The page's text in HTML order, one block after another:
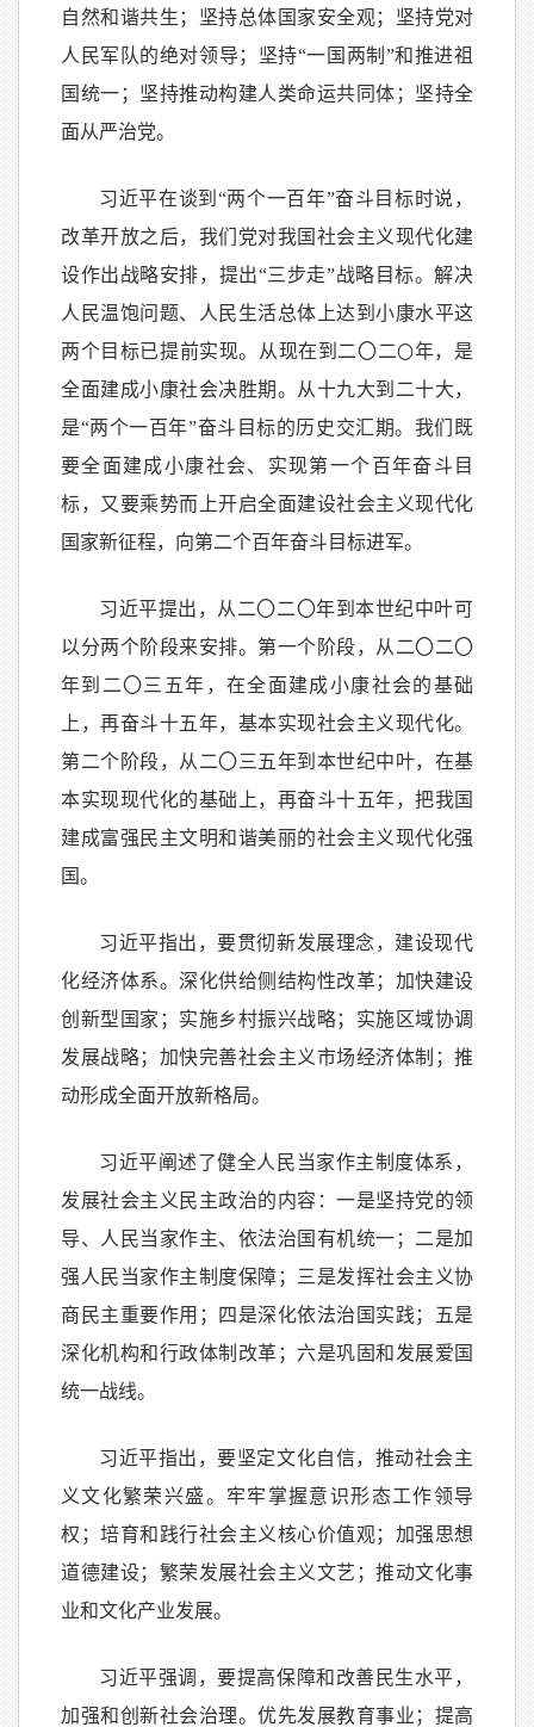
自然和谐共生；坚持总体国家安全观；坚持党对
人民军队的绝对领导；坚持“一国两制”和推进祖
国统一；坚持推动构建人类命运共同体；坚持全
面从严治党。
习近平在谈到“两个一百年”奋斗目标时说，
改革开放之后，我们党对我国社会主义现代化建
设作出战略安排，提出“三步走”战略目标。解决
人民温饱问题、人民生活总体上达到小康水平这
两个目标已提前实现。从现在到二〇二〇年，是
全面建成小康社会决胜期。从十九大到二十大，
是“两个一百年”奋斗目标的历史交汇期。我们既
要全面建成小康社会、实现第一个百年奋斗目
标，又要乘势而上开启全面建设社会主义现代化
国家新征程，向第二个百年奋斗目标进军。
习近平提出，从二〇二〇年到本世纪中叶可
以分两个阶段来安排。第一个阶段，从二〇二〇
年到二〇三五年，在全面建成小康社会的基础
上，再奋斗十五年，基本实现社会主义现代化。
第二个阶段，从二〇三五年到本世纪中叶，在基
本实现现代化的基础上，再奋斗十五年，把我国
建成富强民主文明和谐美丽的社会主义现代化强
国。
习近平指出，要贯彻新发展理念，建设现代
化经济体系。深化供给侧结构性改革；加快建设
创新型国家；实施乡村振兴战略；实施区域协调
发展战略；加快完善社会主义市场经济体制；推
动形成全面开放新格局。
习近平阐述了健全人民当家作主制度体系，
发展社会主义民主政治的内容：一是坚持党的领
导、人民当家作主、依法治国有机统一；二是加
强人民当家作主制度保障；三是发挥社会主义协
商民主重要作用；四是深化依法治国实践；五是
深化机构和行政体制改革；六是巩固和发展爱国
统一战线。
习近平指出，要坚定文化自信，推动社会主
义文化繁荣兴盛。牢牢掌握意识形态工作领导
权；培育和践行社会主义核心价值观；加强思想
道德建设；繁荣发展社会主义文艺；推动文化事
业和文化产业发展。
习近平强调，要提高保障和改善民生水平，
加强和创新社会治理。优先发展教育事业；提高